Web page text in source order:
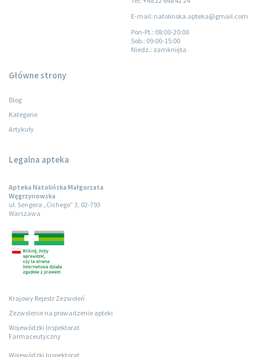
E-mail: natolinska.apteka@gmail.com
Pon-Pt.: 08:00-20:00
Sob.: 09:00-15:00
Niedz.: zamknięta
Główne strony
Blog
Kategorie
Artykuły
Legalna apteka
Apteka Natolińska Małgorzata
Węgrzynowska
ul. Sengera „Cichego” 3, 02-793
Warszawa
Krajowy Rejestr Zezwoleń
Zezwolenie na prowadzenie apteki
Wojewódzki Inspektorat
Farmaceutyczny
Wojewódzki Inspektorat